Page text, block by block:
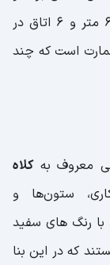
در طبقه دوم یک سالن بزرگ با ابعاد 9 در 6 متر و 6 اتاق در
است که چند
معروف بهکلاه
ستون‌ها و
با رنگ های سفید
که در این بنا